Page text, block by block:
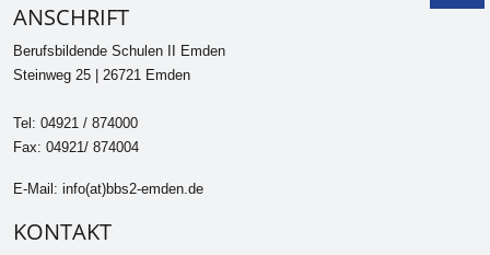
ANSCHRIFT
Berufsbildende Schulen II Emden
Steinweg 25 | 26721 Emden
Tel: 04921 / 874000
Fax: 04921/ 874004
E-Mail: info(at)bbs2-emden.de
KONTAKT